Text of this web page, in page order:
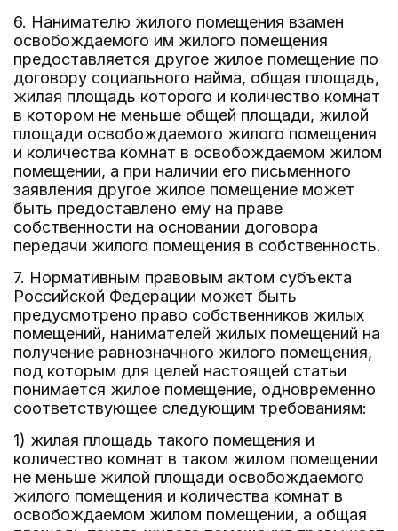
6. Нанимателю жилого помещения взамен
освобождаемого им жилого помещения
предоставляется другое жилое помещение по
договору социального найма, общая площадь,
жилая площадь которого и количество комнат
в котором не меньше общей площади, жилой
площади освобождаемого жилого помещения
и количества комнат в освобождаемом жилом
помещении, а при наличии его письменного
заявления другое жилое помещение может
быть предоставлено ему на праве
собственности на основании договора
передачи жилого помещения в собственность.
7. Нормативным правовым актом субъекта
Российской Федерации может быть
предусмотрено право собственников жилых
помещений, нанимателей жилых помещений на
получение равнозначного жилого помещения,
под которым для целей настоящей статьи
понимается жилое помещение, одновременно
соответствующее следующим требованиям:
1) жилая площадь такого помещения и
количество комнат в таком жилом помещении
не меньше жилой площади освобождаемого
жилого помещения и количества комнат в
освобождаемом жилом помещении, а общая